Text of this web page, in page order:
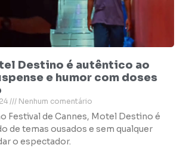
Destino é autêntico ao
e humor com doses
Nenhum comentário
Festival de Cannes, Motel Destino é
de temas ousados e sem qualquer
o espectador.